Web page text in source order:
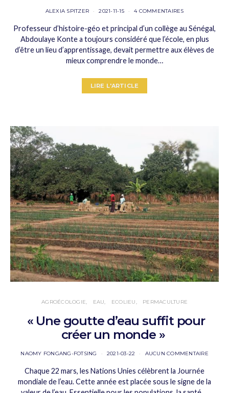
ALEXIA SPITZER 2021-11-15 4 COMMENTAIRES
Professeur d’histoire-géo et principal d’un collège au Sénégal,
Abdoulaye Konte a toujours considéré que l’école, en plus
d’être un lieu d’apprentissage, devait permettre aux élèves de
mieux comprendre le monde…
LIRE L'ARTICLE
AGROÉCOLOGIE EAU ECOLIEU PERMACULTURE
« Une goutte d’eau suffit pour
créer un monde »
NAOMY FONGANG-FOTSING 2021-03-22 AUCUN COMMENTAIRE
Chaque 22 mars, les Nations Unies célèbrent la Journée
mondiale de l’eau. Cette année est placée sous le signe de la